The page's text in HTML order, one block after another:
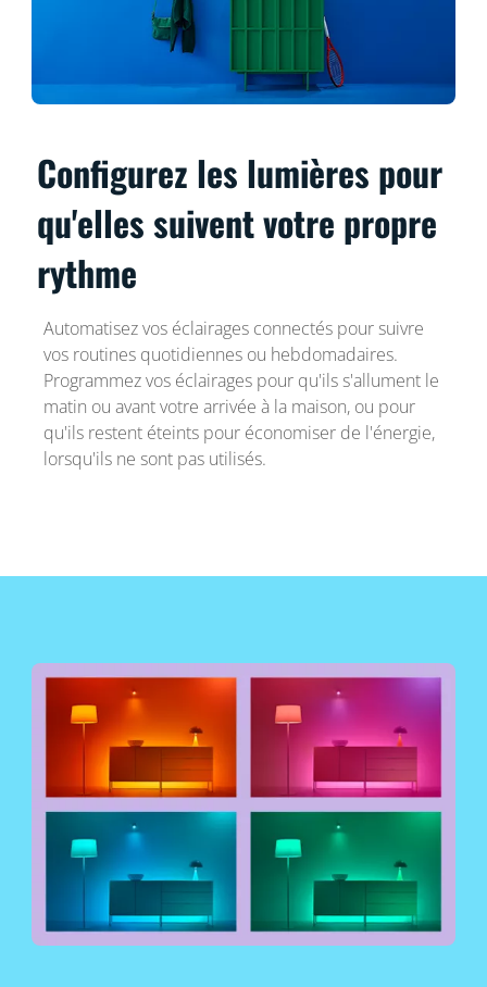
Configurez les lumières pour
qu'elles suivent votre propre
rythme
Automatisez vos éclairages connectés pour suivre
vos routines quotidiennes ou hebdomadaires.
Programmez vos éclairages pour qu'ils s'allument le
matin ou avant votre arrivée à la maison, ou pour
qu'ils restent éteints pour économiser de l'énergie,
lorsqu'ils ne sont pas utilisés.